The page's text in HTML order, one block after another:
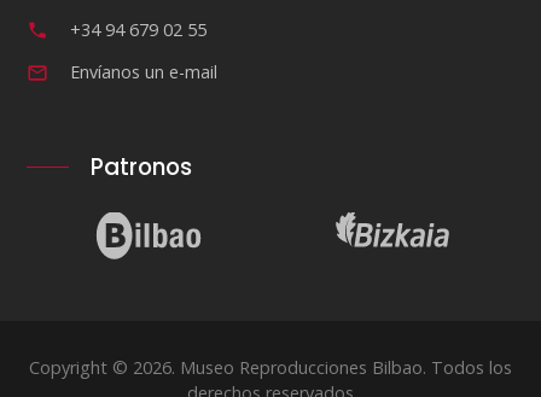
+34 94 679 02 55
Envíanos un e-mail
Patronos
Copyright © 2026. Museo Reproducciones Bilbao. Todos los